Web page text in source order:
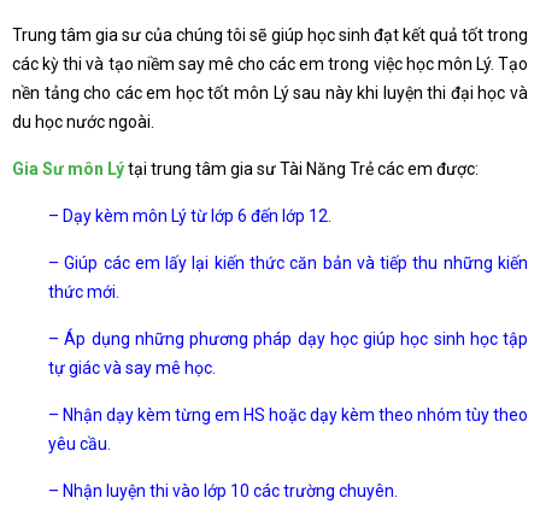
Trung tâm gia sư của chúng tôi sẽ giúp học sinh đạt kết quả tốt trong
các kỳ thi và tạo niềm say mê cho các em trong việc học môn Lý. Tạo
nền tảng cho các em học tốt môn Lý sau này khi luyện thi đại học và
du học nước ngoài.
Gia Sư môn Lýtại trung tâm gia sư Tài Năng Trẻ các em được:
– Dạy kèm môn Lý từ lớp 6 đến lớp 12.
– Giúp các em lấy lại kiến thức căn bản và tiếp thu những kiến
thức mới.
– Áp dụng những phương pháp dạy học giúp học sinh học tập
tự giác và say mê học.
– Nhận dạy kèm từng em HS hoặc dạy kèm theo nhóm tùy theo
yêu cầu.
– Nhận luyện thi vào lớp 10 các trường chuyên.